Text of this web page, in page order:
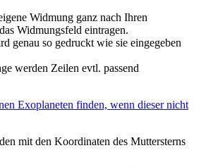
Widmung ganz nach Ihren
Widmungsfeld eintragen.
genau so gedruckt wie sie eingegeben
werden Zeilen evtl. passend
Exoplaneten finden, wenn dieser nicht
mit den Koordinaten des Muttersterns